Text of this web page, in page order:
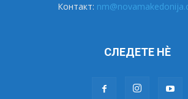
Контакт:
СЛЕДЕТЕ НÈ